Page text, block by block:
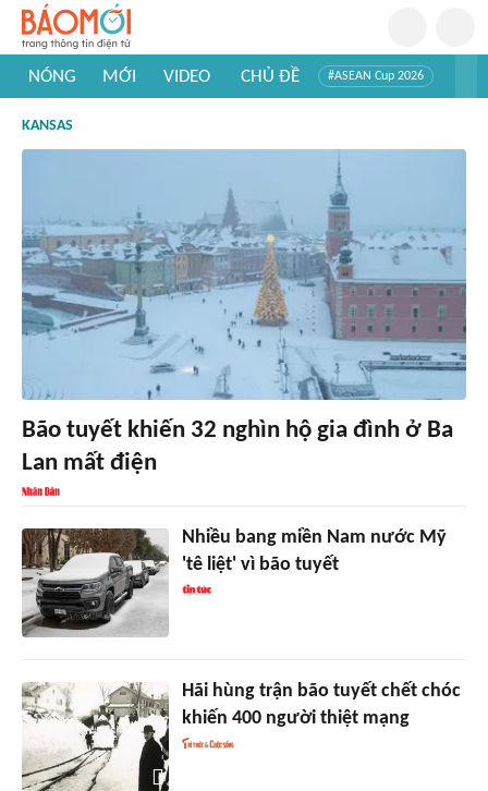
NÓNG MỚI VIDEO CHỦ ĐỀ #ASEAN Cup 2026
#Khám phá thế giới
KANSAS
Bão tuyết khiến 32 nghìn hộ gia đình ở Ba
Lan mất điện
Nhiều bang miền Nam nước Mỹ
'tê liệt' vì bão tuyết
Hãi hùng trận bão tuyết chết chóc
khiến 400 người thiệt mạng